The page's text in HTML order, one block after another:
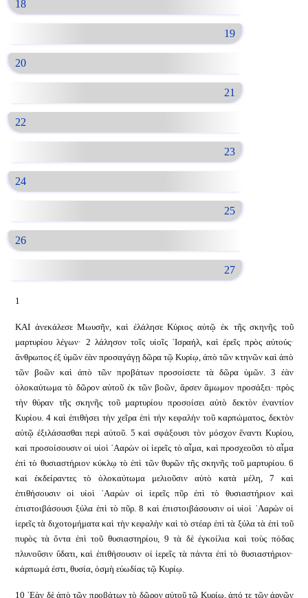
18
19
20
21
22
23
24
25
26
27
1
ΚΑΙ ἀνεκάλεσε Μωυσῆν, καὶ ἐλάλησε Κύριος αὐτῷ ἐκ τῆς σκηνῆς τοῦ
μαρτυρίου λέγων· 2 λάλησον τοῖς υἱοῖς ᾿Ισραήλ, καὶ ἐρεῖς πρὸς αὐτούς·
ἄνθρωπος ἐξ ὑμῶν ἐὰν προσαγάγῃ δῶρα τῷ Κυρίῳ, ἀπὸ τῶν κτηνῶν καὶ ἀπὸ
τῶν βοῶν καὶ ἀπὸ τῶν προβάτων προσοίσετε τὰ δῶρα ὑμῶν. 3 ἐὰν
ὁλοκαύτωμα τὸ δῶρον αὐτοῦ ἐκ τῶν βοῶν, ἄρσεν ἄμωμον προσάξει· πρὸς
τὴν θύραν τῆς σκηνῆς τοῦ μαρτυρίου προσοίσει αὐτὸ δεκτὸν ἐναντίον
Κυρίου. 4 καὶ ἐπιθήσει τὴν χεῖρα ἐπὶ τὴν κεφαλὴν τοῦ καρπώματος, δεκτὸν
αὐτῷ ἐξιλάσασθαι περὶ αὐτοῦ. 5 καὶ σφάξουσι τὸν μόσχον ἔναντι Κυρίου,
καὶ προσοίσουσιν οἱ υἱοὶ ᾿Ααρὼν οἱ ἱερεῖς τὸ αἷμα, καὶ προσχεοῦσι τὸ αἷμα
ἐπὶ τὸ θυσιαστήριον κύκλῳ τὸ ἐπὶ τῶν θυρῶν τῆς σκηνῆς τοῦ μαρτυρίου. 6
καὶ ἐκδείραντες τὸ ὁλοκαύτωμα μελιοῦσιν αὐτὸ κατὰ μέλη, 7 καὶ
ἐπιθήσουσιν οἱ υἱοὶ ᾿Ααρὼν οἱ ἱερεῖς πῦρ ἐπὶ τὸ θυσιαστήριον καὶ
ἐπιστοιβάσουσι ξύλα ἐπὶ τὸ πῦρ. 8 καὶ ἐπιστοιβάσουσιν οἱ υἱοὶ ᾿Ααρὼν οἱ
ἱερεῖς τὰ διχοτομήματα καὶ τὴν κεφαλὴν καὶ τὸ στέαρ ἐπὶ τὰ ξύλα τὰ ἐπὶ τοῦ
πυρὸς τὰ ὄντα ἐπὶ τοῦ θυσιαστηρίου, 9 τὰ δὲ ἐγκοίλια καὶ τοὺς πόδας
πλυνοῦσιν ὕδατι, καὶ ἐπιθήσουσιν οἱ ἱερεῖς τὰ πάντα ἐπὶ τὸ θυσιαστήριον·
κάρπωμά ἐστι, θυσία, ὀσμὴ εὐωδίας τῷ Κυρίῳ.
10 ᾿Εὰν δὲ ἀπὸ τῶν προβάτων τὸ δῶρον αὐτοῦ τῷ Κυρίῳ, ἀπό τε τῶν ἀρνῶν